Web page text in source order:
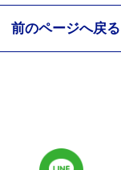
前のページへ戻る